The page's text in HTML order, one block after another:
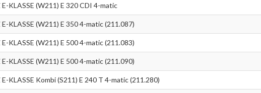
E-KLASSE (W211) E 320 CDI 4-matic
E-KLASSE (W211) E 350 4-matic (211.087)
E-KLASSE (W211) E 500 4-matic (211.083)
E-KLASSE (W211) E 500 4-matic (211.090)
E-KLASSE Kombi (S211) E 240 T 4-matic (211.280)